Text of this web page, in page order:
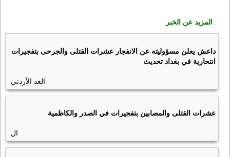
المزيد عن الخبر
داعش يعلن مسؤوليته عن الانفجار عشرات القتلى والجرحى بتفجيرات
انتحارية في بغداد تحديث
الغد الأردني
عشرات القتلى والمصابين بتفجيرات في الصدر والكاظمية
ال